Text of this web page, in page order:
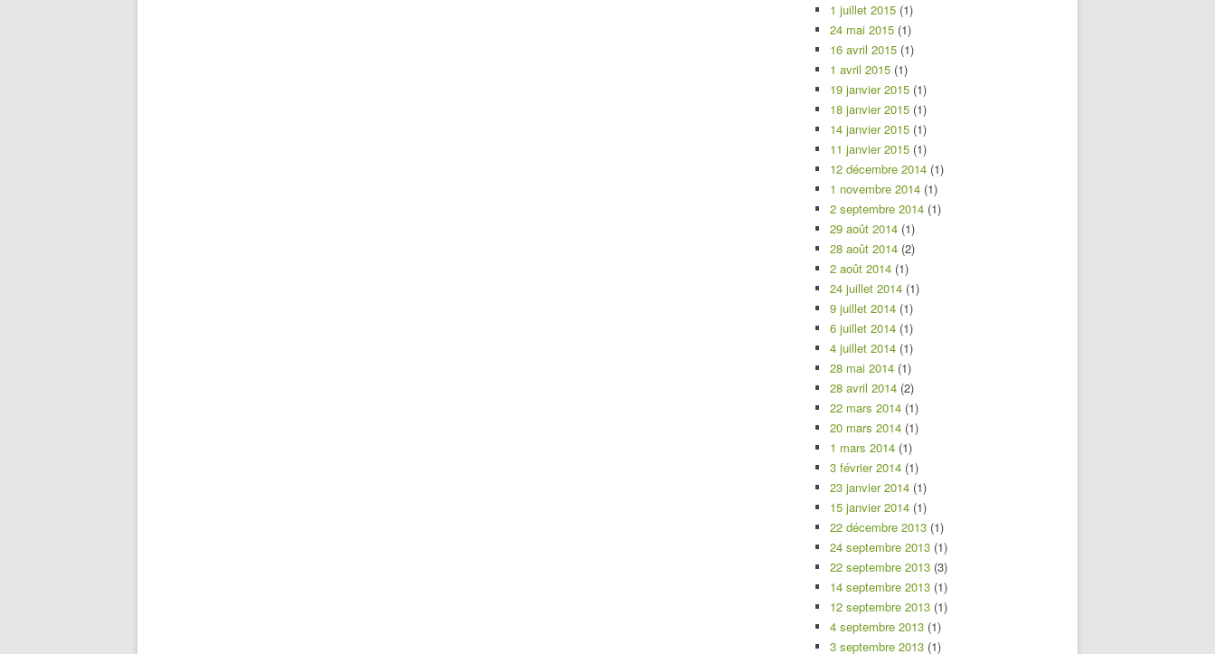
1 juillet 2015 (1)
24 mai 2015 (1)
16 avril 2015 (1)
1 avril 2015 (1)
19 janvier 2015 (1)
18 janvier 2015 (1)
14 janvier 2015 (1)
11 janvier 2015 (1)
12 décembre 2014 (1)
1 novembre 2014 (1)
2 septembre 2014 (1)
29 août 2014 (1)
28 août 2014 (2)
2 août 2014 (1)
24 juillet 2014 (1)
9 juillet 2014 (1)
6 juillet 2014 (1)
4 juillet 2014 (1)
28 mai 2014 (1)
28 avril 2014 (2)
22 mars 2014 (1)
20 mars 2014 (1)
1 mars 2014 (1)
3 février 2014 (1)
23 janvier 2014 (1)
15 janvier 2014 (1)
22 décembre 2013 (1)
24 septembre 2013 (1)
22 septembre 2013 (3)
14 septembre 2013 (1)
12 septembre 2013 (1)
4 septembre 2013 (1)
3 septembre 2013 (1)